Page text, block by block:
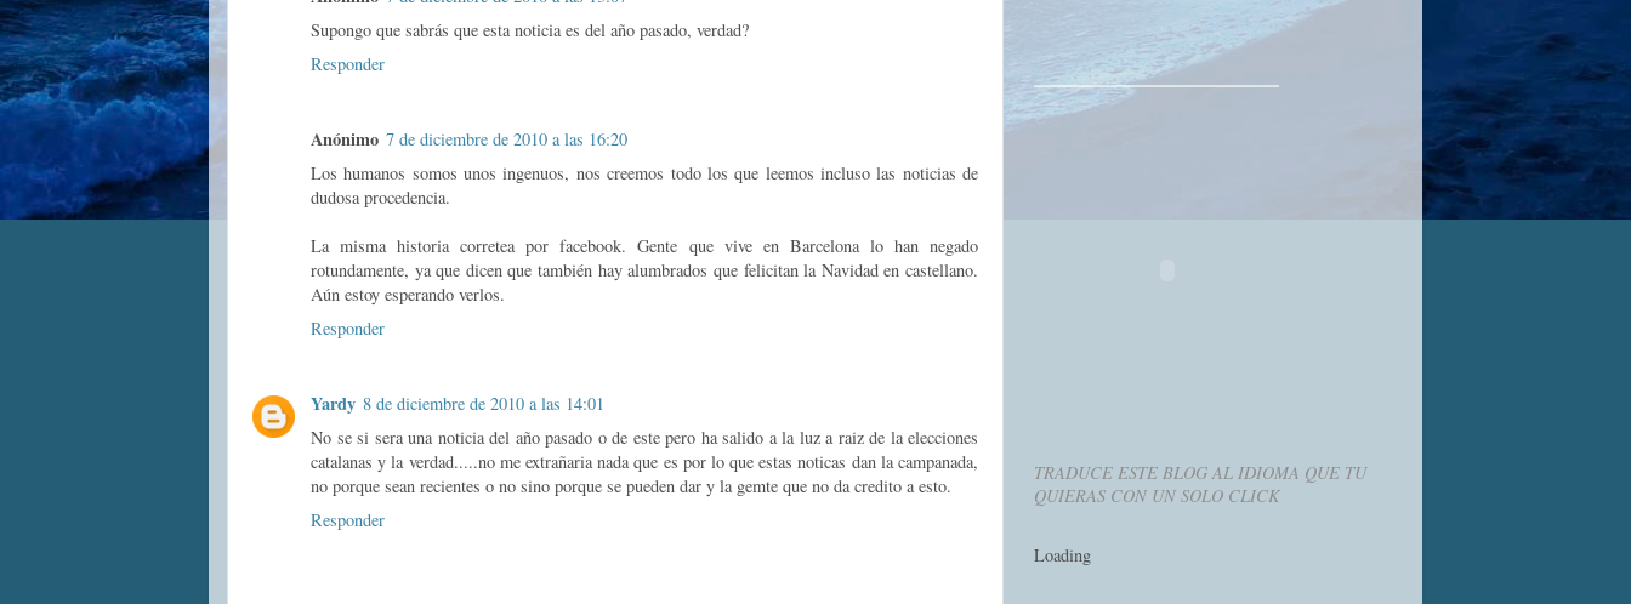
Supongo que sabrás que esta noticia es del año pasado, verdad?
Responder
Anónimo 7 de diciembre de 2010 a las 16:20
Los humanos somos unos ingenuos, nos creemos todo los que leemos incluso las noticias de
dudosa procedencia.
La misma historia corretea por facebook. Gente que vive en Barcelona lo han negado
rotundamente, ya que dicen que también hay alumbrados que felicitan la Navidad en castellano.
Aún estoy esperando verlos.
Responder
Yardy 8 de diciembre de 2010 a las 14:01
No se si sera una noticia del año pasado o de este pero ha salido a la luz a raiz de la elecciones
catalanas y la verdad.....no me extrañaria nada que es por lo que estas noticas dan la campanada,
no porque sean recientes o no sino porque se pueden dar y la gemte que no da credito a esto.
Responder
TRADUCE ESTE BLOG AL IDIOMA QUE TU
QUIERAS CON UN SOLO CLICK
Loading